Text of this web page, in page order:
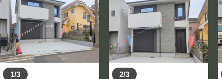
1/3 2/3